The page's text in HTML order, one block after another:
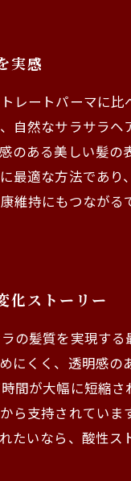
実感
ートパーマに
然なサラサラ
ある美しい髪
適な方法であ
持にもつなが
化ストーリー
髪質を実現す
くく、透明感
間が大幅に短縮
支持されてい
いなら、酸性ス